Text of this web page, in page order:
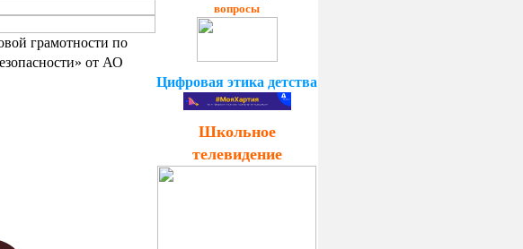
грамотности по
от АО
вопросы
Цифровая этика детства
Школьное
телевидение